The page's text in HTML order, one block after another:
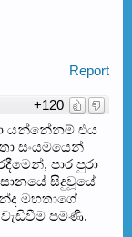
Report
+120
යන්නේනම් එය
සංයමයෙන්
පාර පුරා
සිදුවූයේ
මහතාගේ
පමණි.